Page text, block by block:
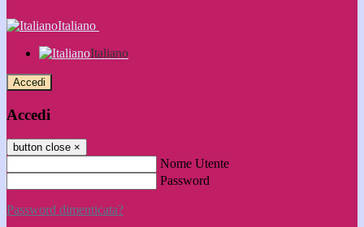
Italiano
Italiano
Accedi
Accedi
button close ×
Nome Utente
Password
Password dimenticata?